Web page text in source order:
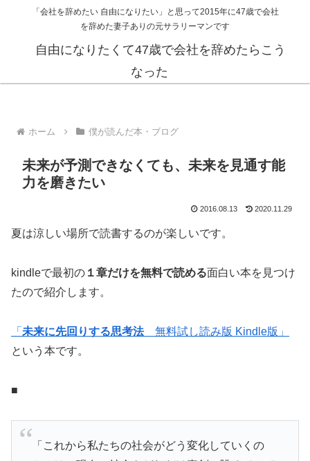
「会社を辞めたい 自由になりたい」と思って2015年に47歳で会社
を辞めた妻子ありの元サラリーマンです
自由になりたくて47歳で会社を辞めたらこう
なった
ホーム 僕が読んだ本・ブログ
未来が予測できなくても、未来を見通す能
力を磨きたい
2016.08.13 2020.11.29
夏は涼しい場所で読書するのが楽しいです。
kindleで最初の １章だけを無料で読める面白い本を見つけ
たので紹介します。
「 未来に先回りする思考法無料試し読み版 Kindle版」
という本です。
■
「これから私たちの社会がどう変化していくの